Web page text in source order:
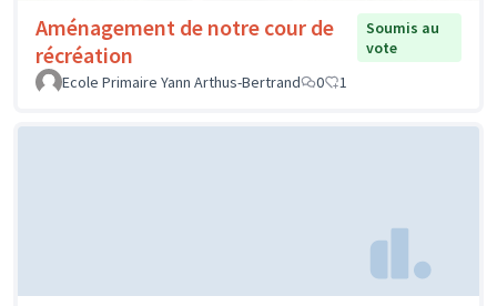
Aménagement de notre cour de
récréation
Soumis au
vote
Ecole Primaire Yann Arthus-Bertrand
0 1